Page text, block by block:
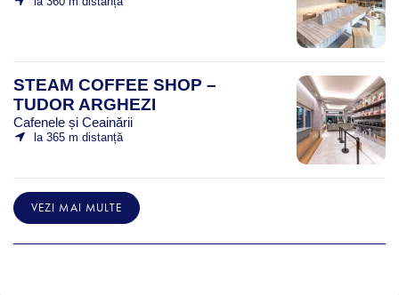
STEAM COFFEE SHOP –
TUDOR ARGHEZI
Cafenele și Ceainării
la 365 m distanță
VEZI MAI MULTE